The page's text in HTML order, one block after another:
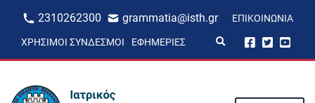
2310262300 grammatia@isth.gr ΕΠΙΚΟΙΝΩΝΊΑ
ΧΡΉΣΙΜΟΙ ΣΎΝΔΕΣΜΟΙ ΕΦΗΜΕΡΊΕΣ
p